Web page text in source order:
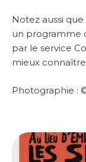
Notez aussi
un programme
par le service
mieux
Photographie :